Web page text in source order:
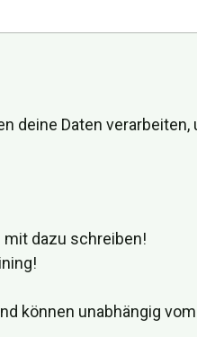
deine Daten
mit dazu schreiben!
können unabhängig